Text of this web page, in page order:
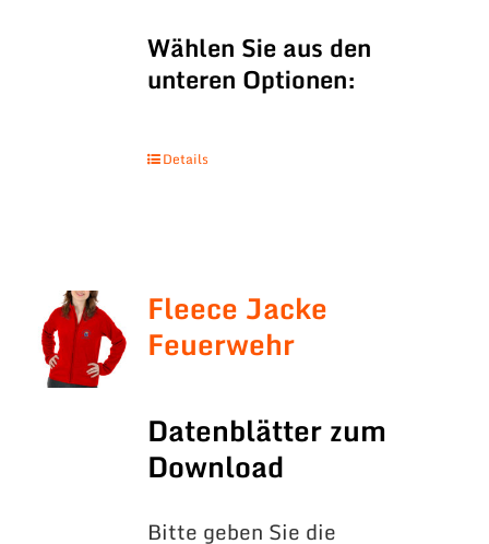
Wählen Sie aus den
unteren Optionen:
Details
Fleece Jacke
Feuerwehr
Datenblätter zum
Download
Bitte geben Sie die